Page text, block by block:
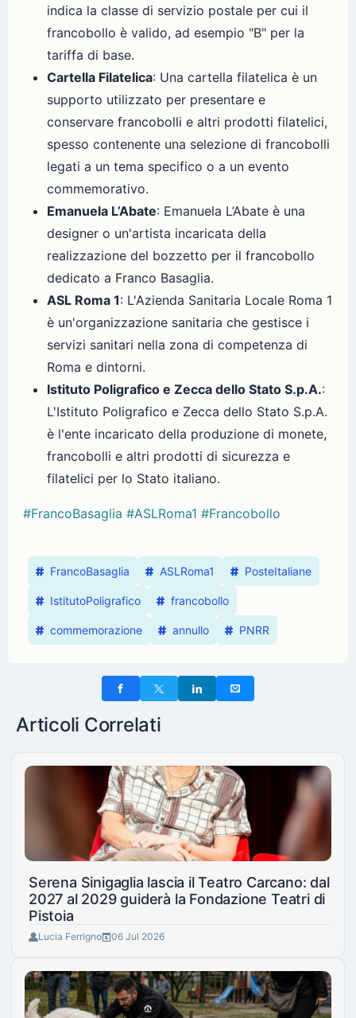
indica la classe di servizio postale per cui il
francobollo è valido, ad esempio "B" per la
tariffa di base.
Cartella Filatelica: Una cartella filatelica è un
supporto utilizzato per presentare e
conservare francobolli e altri prodotti filatelici,
spesso contenente una selezione di francobolli
legati a un tema specifico o a un evento
commemorativo.
Emanuela L’Abate: Emanuela L’Abate è una
designer o un'artista incaricata della
realizzazione del bozzetto per il francobollo
dedicato a Franco Basaglia.
ASL Roma 1: L'Azienda Sanitaria Locale Roma 1
è un'organizzazione sanitaria che gestisce i
servizi sanitari nella zona di competenza di
Roma e dintorni.
Istituto Poligrafico e Zecca dello Stato S.p.A.:
L'Istituto Poligrafico e Zecca dello Stato S.p.A.
è l'ente incaricato della produzione di monete,
francobolli e altri prodotti di sicurezza e
filatelici per lo Stato italiano.
#FrancoBasaglia #ASLRoma1 #Francobollo
FrancoBasaglia ASLRoma1 PosteItaliane
IstitutoPoligrafico francobollo
commemorazione annullo PNRR
Articoli Correlati
Serena Sinigaglia lascia il Teatro Carcano: dal
2027 al 2029 guiderà la Fondazione Teatri di
Pistoia
Lucia Ferrigno 06 Jul 2026